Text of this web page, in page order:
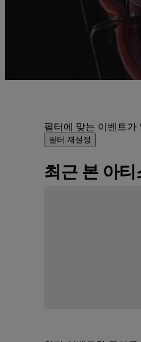
필터에 맞는 이벤트가
필터 재설정
최근 본 아티